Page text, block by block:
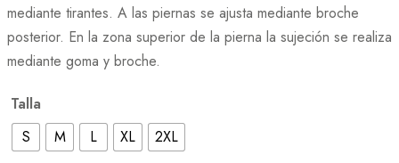
mediante tirantes. A las piernas se ajusta mediante broche
posterior. En la zona superior de la pierna la sujeción se realiza
mediante goma y broche.
Talla
S
M L XL 2XL